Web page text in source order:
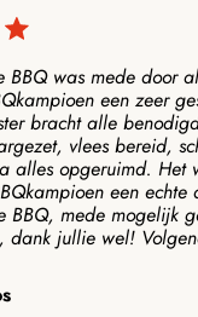
BBQ was mede door
een zeer
bracht alle
vlees bereid,
alles opgeruimd. Het
een echte
BBQ, mede mogelijk
dank jullie wel!